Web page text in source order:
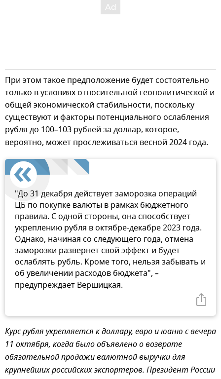
При этом такое предположение будет состоятельно
только в условиях относительной геополитической и
общей экономической стабильности, поскольку
существуют и факторы потенциального ослабления
рубля до 100–103 рублей за доллар, которое,
вероятно, может прослеживаться весной 2024 года.
"До 31 декабря действует заморозка операций
ЦБ по покупке валюты в рамках бюджетного
правила. С одной стороны, она способствует
укреплению рубля в октябре-декабре 2023 года.
Однако, начиная со следующего года, отмена
заморозки развернет свой эффект и будет
ослаблять рубль. Кроме того, нельзя забывать и
об увеличении расходов бюджета", –
предупреждает Вершицкая.
Курс рубля укрепляется к доллару, евро и юаню с вечера
11 октября, когда было объявлено о возврате
обязательной продажи валютной выручки для
крупнейших российских экспортеров. Президент России